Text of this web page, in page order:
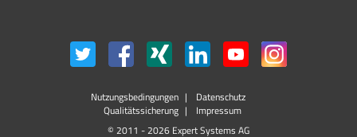
Nutzungsbedingungen
Datenschutz
Qualitätssicherung
Impressum
© 2011 - 2026 Expert Systems AG